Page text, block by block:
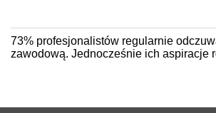
73% profesjonalistów regularnie
zawodową. Jednocześnie ich aspiracje